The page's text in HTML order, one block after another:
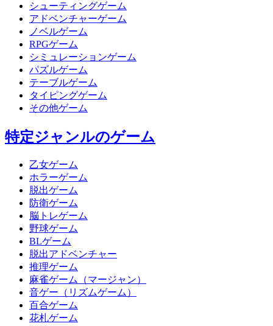
シューティングゲーム
アドベンチャーゲーム
ノベルゲーム
RPGゲーム
シミュレーションゲーム
パズルゲーム
テーブルゲーム
タイピングゲーム
その他ゲーム
特定ジャンルのゲーム
乙女ゲーム
ホラーゲーム
脱出ゲーム
防衛ゲーム
脳トレゲーム
野球ゲーム
BLゲーム
脱出アドベンチャー
推理ゲーム
麻雀ゲーム（マージャン）
音ゲー（リズムゲーム）
百合ゲーム
花札ゲーム